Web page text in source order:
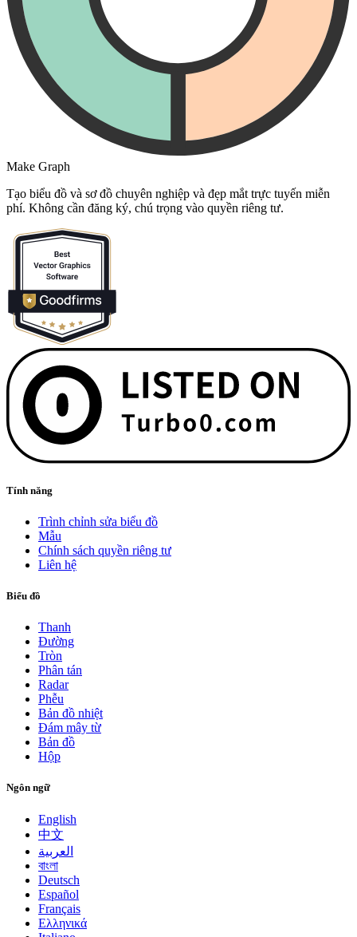
Make Graph
Tạo biểu đồ và sơ đồ chuyên nghiệp và đẹp mắt trực tuyến miễn
phí. Không cần đăng ký, chú trọng vào quyền riêng tư.
Tính năng
Trình chỉnh sửa biểu đồ
Mẫu
Chính sách quyền riêng tư
Liên hệ
Biểu đồ
Thanh
Đường
Tròn
Phân tán
Radar
Phễu
Bản đồ nhiệt
Đám mây từ
Bản đồ
Hộp
Ngôn ngữ
English
中文
العربية
বাংলা
Deutsch
Español
Français
Ελληνικά